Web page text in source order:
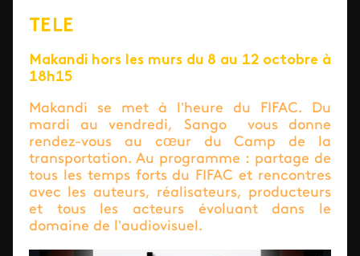
TELE
Makandi hors les murs du 8 au 12 octobre à
18h15
Makandi se met à l’heure du FIFAC. Du
mardi au vendredi, Sango vous donne
rendez-vous au cœur du Camp de la
transportation. Au programme : partage de
tous les temps forts du FIFAC et rencontres
avec les auteurs, réalisateurs, producteurs
et tous les acteurs évoluant dans le
domaine de l’audiovisuel.